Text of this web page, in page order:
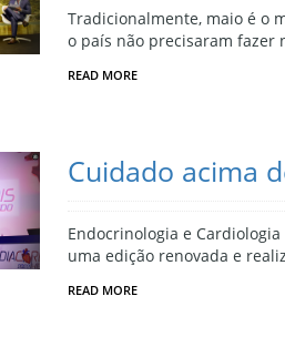
Tradicionalmente, maio é o
o país não precisaram fazer
READ MORE
Cuidado acima
Endocrinologia e
uma edição renovada e
READ MORE